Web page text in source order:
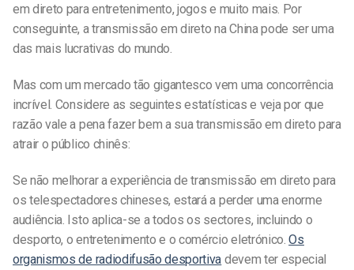
em direto para entretenimento, jogos e muito mais. Por
conseguinte, a transmissão em direto na China pode ser uma
das mais lucrativas do mundo.
Mas com um mercado tão gigantesco vem uma concorrência
incrível. Considere as seguintes estatísticas e veja por que
razão vale a pena fazer bem a sua transmissão em direto para
atrair o público chinês:
Se não melhorar a experiência de transmissão em direto para
os telespectadores chineses, estará a perder uma enorme
audiência. Isto aplica-se a todos os sectores, incluindo o
desporto, o entretenimento e o comércio eletrónico.Os
organismos de radiodifusão desportiva devem ter especial